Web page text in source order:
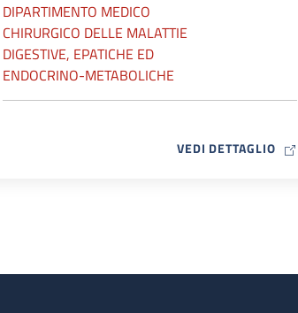
DIPARTIMENTO MEDICO
CHIRURGICO DELLE MALATTIE
DIGESTIVE, EPATICHE ED
ENDOCRINO-METABOLICHE
VEDI DETTAGLIO